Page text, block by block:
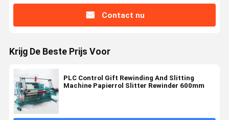
Contact nu
Krijg De Beste Prijs Voor
PLC Control Gift Rewinding And Slitting
Machine Papierrol Slitter Rewinder 600mm